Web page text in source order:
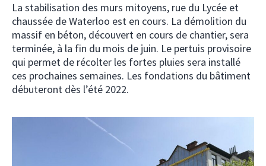
La stabilisation des murs mitoyens, rue du Lycée et
chaussée de Waterloo est en cours. La démolition du
massif en béton, découvert en cours de chantier, sera
terminée, à la fin du mois de juin. Le pertuis provisoire
qui permet de récolter les fortes pluies sera installé
ces prochaines semaines. Les fondations du bâtiment
débuteront dès l’été 2022.